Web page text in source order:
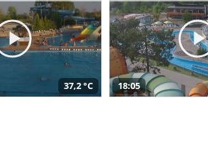
37,2 °C 18:05